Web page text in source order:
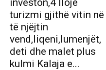
turizmi gjithë vitin në
të njëjtin
vend,liqeni,lumenjët,
deti dhe malet plus
kulmi Kalaja e...